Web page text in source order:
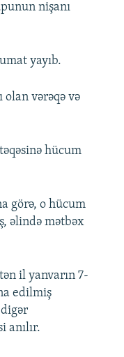
nişanı
yayıb.
olan vərəqə və
hücum
görə, o hücum
əlində mətbəx
il yanvarın 7-
edilmiş
anılır.